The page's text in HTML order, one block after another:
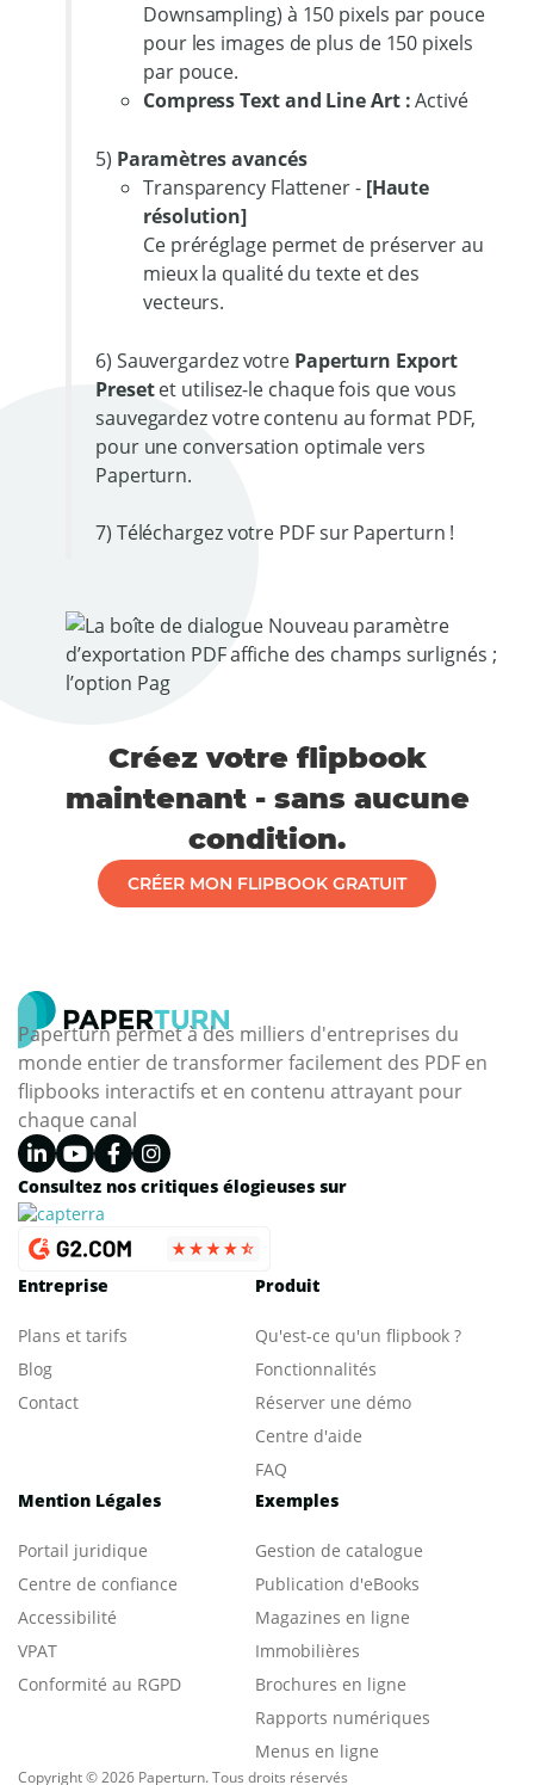
Downsampling) à 150 pixels par pouce
pour les images de plus de 150 pixels
par pouce.
Compress Text and Line Art :Activé
5) Paramètres avancés
Transparency Flattener -[Haute
résolution]
Ce préréglage permet de préserver au
mieux la qualité du texte et des
vecteurs.
6) Sauvergardez votre Paperturn Export
Presetet utilisez-le chaque fois que vous
sauvegardez votre contenu au format PDF,
pour une conversation optimale vers
Paperturn.
7) Téléchargez votre PDF sur Paperturn !
Créez votre flipbook
maintenant - sans aucune
condition.
CRÉER MON FLIPBOOK GRATUIT
Paperturn permet à des milliers d'entreprises du
monde entier de transformer facilement des PDF en
flipbooks interactifs et en contenu attrayant pour
chaque canal
Consultez nos critiques élogieuses sur
Entreprise
Plans et tarifs
Blog
Contact
Produit
Qu'est-ce qu'un flipbook ?
Fonctionnalités
Réserver une démo
Centre d'aide
FAQ
Mention Légales
Portail juridique
Centre de confiance
Accessibilité
VPAT
Conformité au RGPD
Exemples
Gestion de catalogue
Publication d'eBooks
Magazines en ligne
Immobilières
Brochures en ligne
Rapports numériques
Menus en ligne
Copyright © 2026 Paperturn. Tous droits réservés